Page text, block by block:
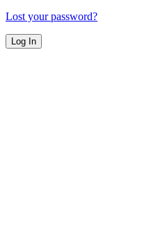
Lost your password?